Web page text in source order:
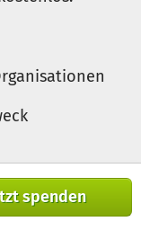
spenden